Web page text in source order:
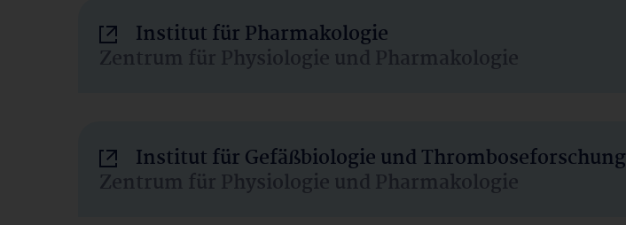
Institut für Pharmakologie
Zentrum für Physiologie und Pharmakologie
Institut für Gefäßbiologie und Thromboseforschung
Zentrum für Physiologie und Pharmakologie